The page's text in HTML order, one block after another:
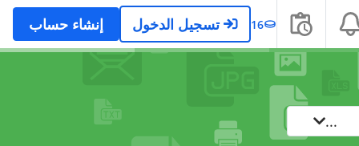
16 تسجيل الدخول إنشاء حساب
...